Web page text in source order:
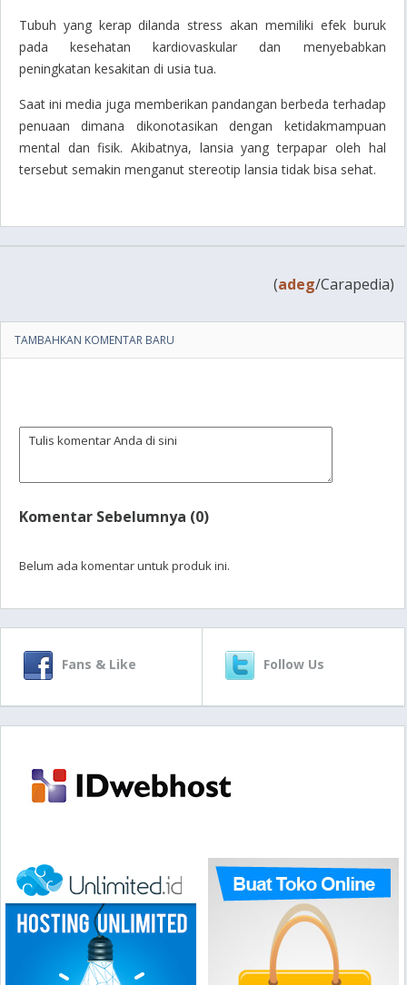
Tubuh yang kerap dilanda stress akan memiliki efek buruk
pada kesehatan kardiovaskular dan menyebabkan
peningkatan kesakitan di usia tua.
Saat ini media juga memberikan pandangan berbeda terhadap
penuaan dimana dikonotasikan dengan ketidakmampuan
mental dan fisik. Akibatnya, lansia yang terpapar oleh hal
tersebut semakin menganut stereotip lansia tidak bisa sehat.
(adeg/Carapedia)
TAMBAHKAN KOMENTAR BARU
Komentar Sebelumnya (0)
Belum ada komentar untuk produk ini.
Fans & Like Follow Us